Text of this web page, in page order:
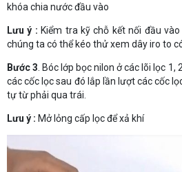
khóa chia nước đầu vào
Lưu ý : Kiểm tra kỹ chỗ kết nối đầu
chúng ta có thể kéo thử xem dây iro to
Bước 3. Bóc lớp bọc nilon ở các lõi lọc 1,
các cốc lọc sau đó lắp lần lượt các cốc
tự từ phải qua trái.
Lưu ý : Mở lỏng cấp lọc để xả khí